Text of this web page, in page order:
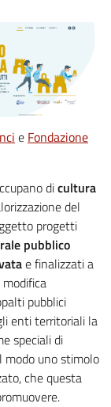
e Fondazione
dicultura
del
progetti
pubblico
e finalizzati a
pubblici
enti territoriali la
speciali di
uno stimolo
che questa